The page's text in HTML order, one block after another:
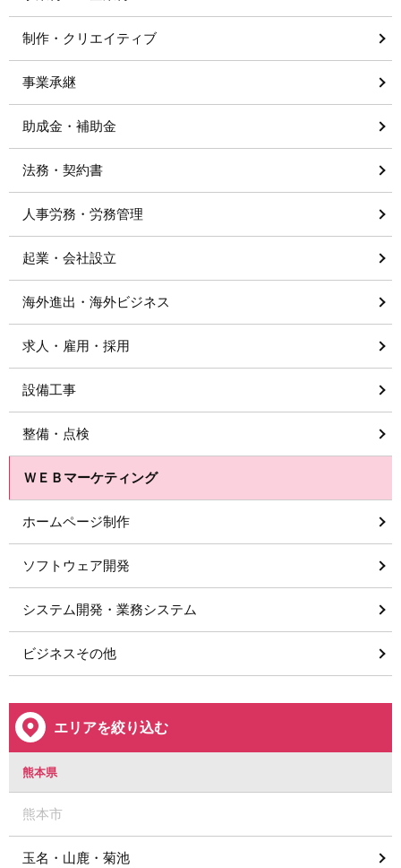
制作・クリエイティブ
事業承継
助成金・補助金
法務・契約書
人事労務・労務管理
起業・会社設立
海外進出・海外ビジネス
求人・雇用・採用
設備工事
整備・点検
ＷＥＢマーケティング
ホームページ制作
ソフトウェア開発
システム開発・業務システム
ビジネスその他
エリアを絞り込む
熊本県
熊本市
玉名・山鹿・菊池